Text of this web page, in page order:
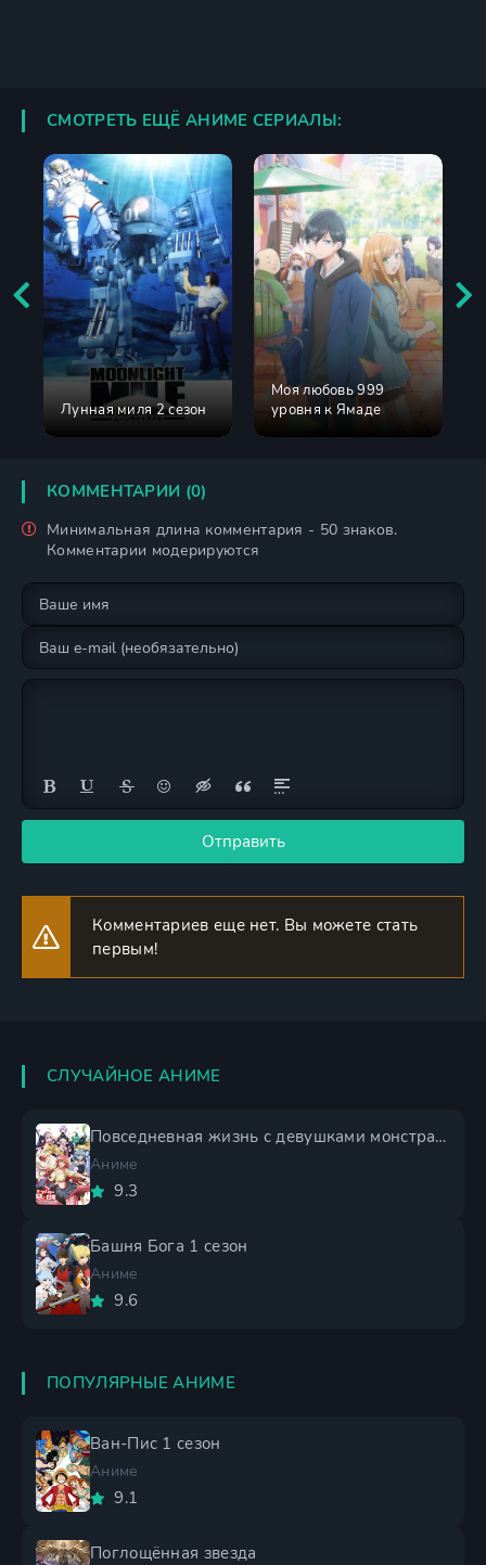
СМОТРЕТЬ ЕЩЁ АНИМЕ СЕРИАЛЫ:
Лунная миля 2 сезон
Моя любовь 999
уровня к Ямаде
КОММЕНТАРИИ (0)
Минимальная длина комментария - 50 знаков.
Комментарии модерируются
Отправить
Комментариев еще нет. Вы можете стать
первым!
СЛУЧАЙНОЕ АНИМЕ
Повседневная жизнь с девушками монстрами
Аниме
9.3
Башня Бога 1 сезон
Аниме
9.6
ПОПУЛЯРНЫЕ АНИМЕ
Ван-Пис 1 сезон
Аниме
9.1
Поглощённая звезда